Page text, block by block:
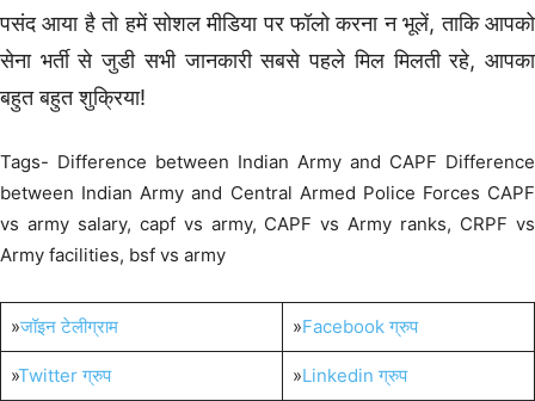
पसंद आया है तो हमें सोशल मीडिया पर फॉलो करना न भूलें, ताकि आपको
सेना भर्ती से जुडी सभी जानकारी सबसे पहले मिल मिलती रहे, आपका
बहुत बहुत शुक्रिया!
Tags- Difference between Indian Army and CAPF Difference
between Indian Army and Central Armed Police Forces CAPF
vs army salary, capf vs army, CAPF vs Army ranks, CRPF vs
Army facilities, bsf vs army
»जॉइन टेलीग्राम »Facebook ग्रुप
»Twitter ग्रुप »Linkedin ग्रुप